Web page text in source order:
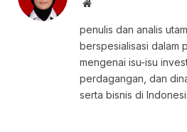
Website
penulis dan analis
berspesialisasi dalam
mengenai isu-isu
perdagangan, dan
serta bisnis di